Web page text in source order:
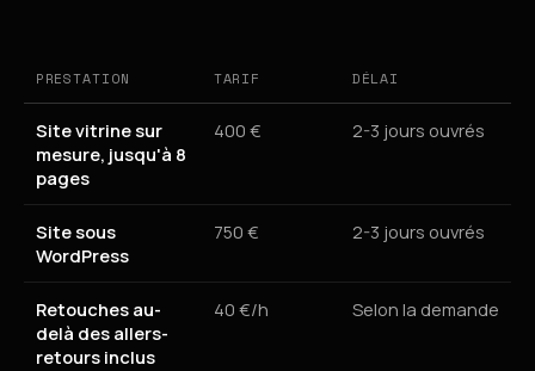
PRESTATION TARIF DÉLAI
Site vitrine sur
mesure, jusqu'à 8
pages
400 € 2-3 jours ouvrés
Site sous
WordPress
750 € 2-3 jours ouvrés
Retouches au-
delà des allers-
retours inclus
40 €/h Selon la demande